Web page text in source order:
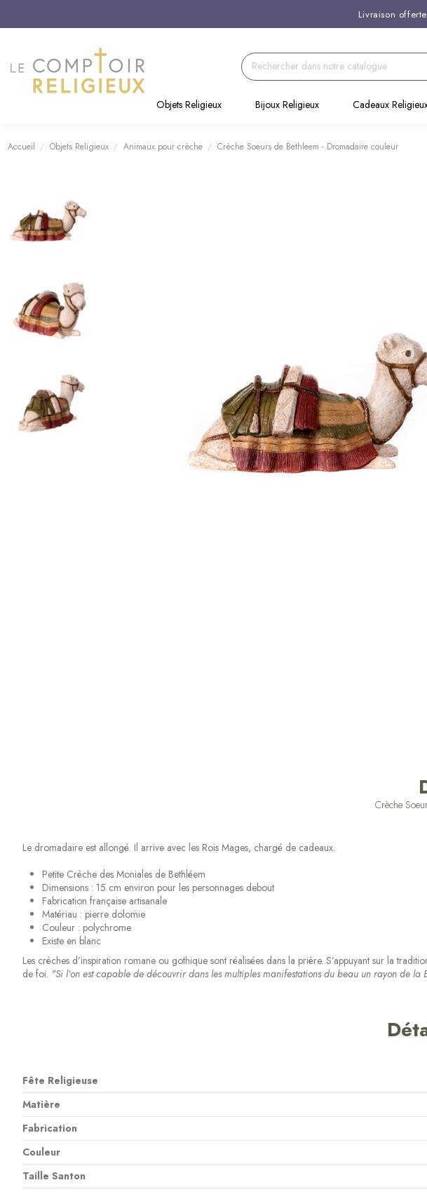
Livraison
Support
Commandez
Objets Religieux
Bijoux Religieux Cadeaux
Accueil Objets Religieux Animaux pour crèche Crèche Soeurs de Bethleem - Dromadaire couleur
Crèche
Le dromadaire est allongé. Il arrive avec les Rois Mages, chargé de cadeaux.
Petite Crèche des Moniales de Bethléem
Dimensions : 15 cm environ pour les personnages debout
Fabrication française artisanale
Matériau : pierre dolomie
Couleur : polychrome
Existe en blanc
Les crèches d’inspiration romane ou gothique sont réalisées dans la prière. S’appuyant sur la
de foi. "Si l’on est capable de découvrir dans les multiples manifestations du beau un rayon de la
Fête Religieuse
Matière
Fabrication
Couleur
Taille Santon